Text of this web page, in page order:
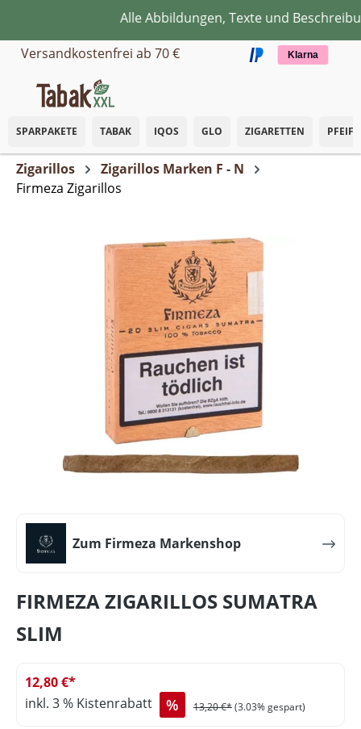
Zum Hauptinhalt springenAlle Abbildungen, Texte und
Versandkostenfrei ab 70 €
Klarna
SPARPAKETE TABAK IQOS GLO ZIGARETTEN
Zigarillos
Zigarillos Marken F - N
Firmeza Zigarillos
Zum Firmeza Markenshop
FIRMEZA ZIGARILLOS SUMATRA
SLIM
12,80 €*
inkl. 3 % Kistenrabatt
% 13,20 €*(3.03% gespart)